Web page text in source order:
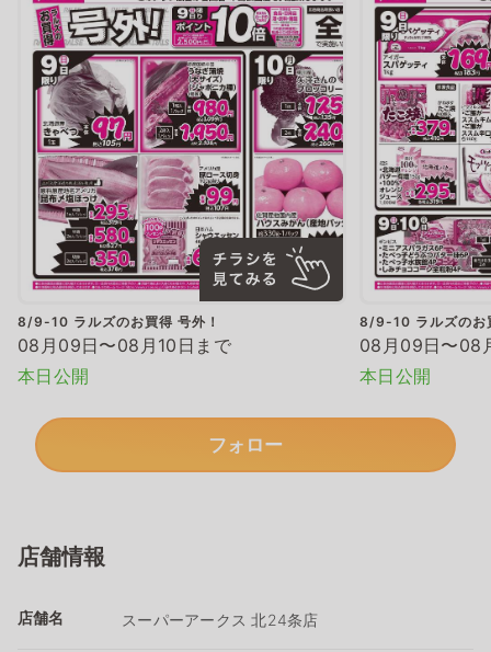
8/9-10 ラルズのお買得 号外！
08月09日〜08月10日まで
本日公開
8/9-10 ラルズのお
08月09日〜08
本日公開
フォロー
店舗情報
店舗名 スーパーアークス 北24条店